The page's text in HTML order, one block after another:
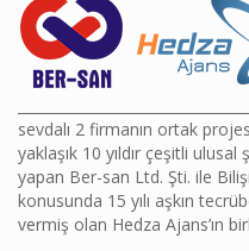
sevdalı 2 firmanın ortak
yaklaşık 10 yıldır çeşitli
yapan Ber-san Ltd. Şti. ile
konusunda 15 yılı aşkın
vermiş olan Hedza Ajans’ın